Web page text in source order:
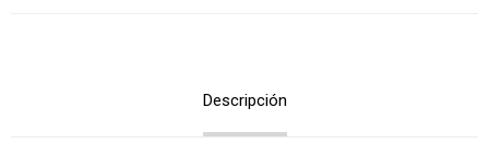
Descripción